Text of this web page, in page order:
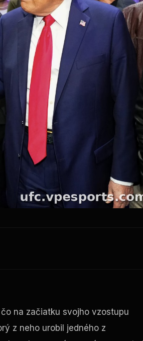
na začiatku svojho vzostupu
z neho urobil jedného z